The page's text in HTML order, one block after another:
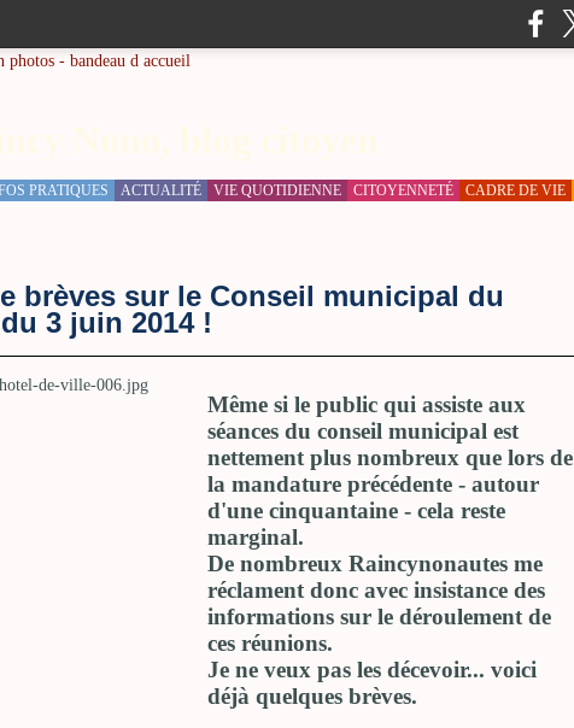
PRATIQUES ACTUALITÉ VIE QUOTIDIENNE CITOYENNETÉ CADRE DE VIE
brèves sur le Conseil municipal du
3 juin 2014 !
Même si le public qui assiste aux
séances du conseil municipal est
nettement plus nombreux que lors de
la mandature précédente - autour
d'une cinquantaine - cela reste
marginal.
De nombreux Raincynonautes me
réclament donc avec insistance des
informations sur le déroulement de
ces réunions.
Je ne veux pas les décevoir... voici
déjà quelques brèves.